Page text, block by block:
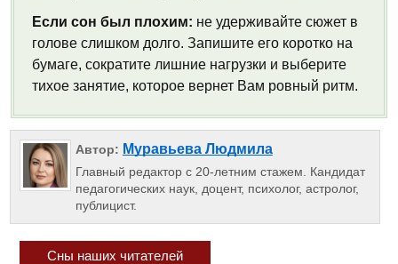
Если сон был плохим: не удерживайте сюжет в
голове слишком долго. Запишите его коротко на
бумаге, сократите лишние нагрузки и выберите
тихое занятие, которое вернет Вам ровный ритм.
Автор: Муравьева Людмила
Главный редактор с 20-летним стажем. Кандидат
педагогических наук, доцент, психолог, астролог,
публицист.
Сны наших читателей